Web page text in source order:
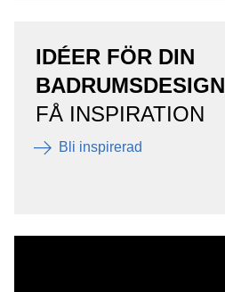
IDÉER FÖR DIN
BADRUMSDESIGN
FÅ INSPIRATION
Bli inspirerad